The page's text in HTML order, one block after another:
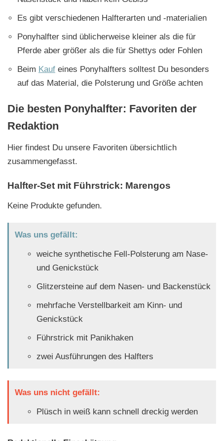
Es gibt verschiedenen Halfterarten und -materialien
Ponyhalfter sind üblicherweise kleiner als die für
Pferde aber größer als die für Shettys oder Fohlen
Beim Kauf eines Ponyhalfters solltest Du besonders
auf das Material, die Polsterung und Größe achten
Die besten Ponyhalfter: Favoriten der
Redaktion
Hier findest Du unsere Favoriten übersichtlich
zusammengefasst.
Halfter-Set mit Führstrick: Marengos
Keine Produkte gefunden.
Was uns gefällt:
weiche synthetische Fell-Polsterung am Nase-
und Genickstück
Glitzersteine auf dem Nasen- und Backenstück
mehrfache Verstellbarkeit am Kinn- und
Genickstück
Führstrick mit Panikhaken
zwei Ausführungen des Halfters
Was uns nicht gefällt:
Plüsch in weiß kann schnell dreckig werden